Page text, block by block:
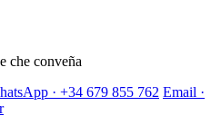
che conveña
· +34 679 855 762 Email ·